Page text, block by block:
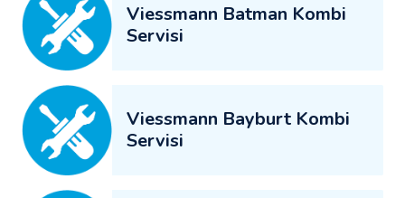
Viessmann Batman Kombi
Servisi
Viessmann Bayburt Kombi
Servisi